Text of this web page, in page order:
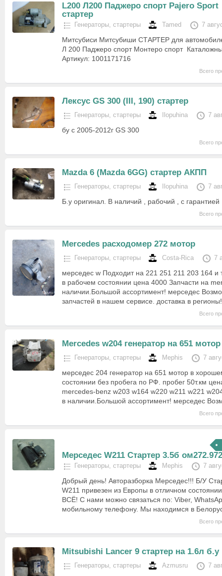
L200 Л200 Паджеро спорт Pajero Sport
стартер
Генераторы, стартеры Tamed 7
Митсубиси Митсубиши СТАРТЕР для
Л 200 Паджеро спорт Монтеро спорт
Артикул: 1001171716
Всего
Лексус GS 300 (III, 190) стартер
Генераторы, стартеры Ilopuhina 7
бу с 2005-2012г GS 300
Всего
Mazda 6 (Mazda 6GG) стартер АКПП
Генераторы, стартеры Ilopuhina 7
Б.у оригинал. В наличий , рабочий , с гарантией
Всего
Mercedes расходомер 272 мотор
Генераторы, стартеры Costa-Rica 7
мерседес w Подходит на 221 251 211 203 164 и
в рабочем состоянии цена 4000 Запчасти на
наличии.Большой ассортимент! мерседес
запчастей в нашем сервисе. доставка в
Всего
Mercedes w204 генератор на 651 мотор
Генераторы, стартеры Mephis 7
мерседес 204 генератор на 651 мотор в
состоянии без пробега по РФ. пробег 50т.км
mercedes-benz w203 w164 w220 w211 w221
в наличии.Большой ассортимент! мерседес
Всего
Мерседес W211 Стартер 3.5б ом272.972
Генераторы, стартеры Mephis 7
Добрый день! Авторазборка Мерседес!!! Б/У
W211 привезен из Европы в отличном
ВСЁ! С нами можно связаться по: Viber,
мобильному телефону. Мы находимся в
Всего
Mitsubishi Lancer 9 стартер на 1.6л б.у
Генераторы, стартеры Azmusru 7